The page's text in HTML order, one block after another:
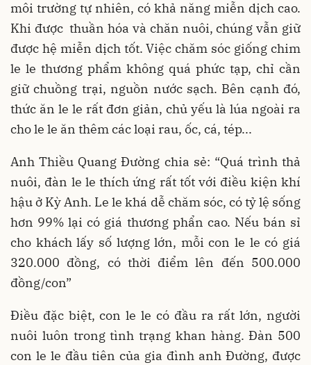
môi trường tự nhiên, có khả năng miễn dịch cao.
Khi được thuần hóa và chăn nuôi, chúng vẫn giữ
được hệ miễn dịch tốt. Việc chăm sóc giống chim
le le thương phẩm không quá phức tạp, chỉ cần
giữ chuồng trại, nguồn nước sạch. Bên cạnh đó,
thức ăn le le rất đơn giản, chủ yếu là lúa ngoài ra
cho le le ăn thêm các loại rau, ốc, cá, tép...
Anh Thiều Quang Đường chia sẻ: “Quá trình thả
nuôi, đàn le le thích ứng rất tốt với điều kiện khí
hậu ở Kỳ Anh. Le le khá dễ chăm sóc, có tỷ lệ sống
hơn 99% lại có giá thương phẩn cao. Nếu bán sỉ
cho khách lấy số lượng lớn, mỗi con le le có giá
320.000 đồng, có thời điểm lên đến 500.000
đồng/con”
Điều đặc biệt, con le le có đầu ra rất lớn, người
nuôi luôn trong tình trạng khan hàng. Đàn 500
con le le đầu tiên của gia đình anh Đường, được